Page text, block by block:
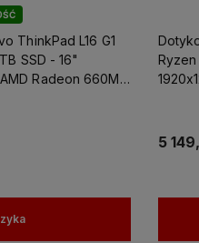
ThinkPad L16 G1
Radeon 660M
Ryzen 5
5